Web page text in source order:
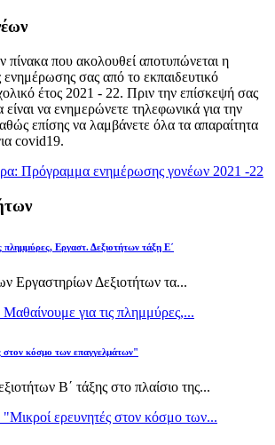
πίνακα που ακολουθεί αποτυπώνεται η
ενημέρωσης σας από το εκπαιδευτικό
έτος 2021 - 22. Πριν την επίσκεψή σας
να ενημερώνετε τηλεφωνικά για την
επίσης να λαμβάνετε όλα τα απαραίτητα
covid19.
Πρόγραμμα ενημέρωσης γονέων 2021 -22
πλημμύρες, Εργαστ. Δεξιοτήτων τάξη Ε΄
Εργαστηρίων Δεξιοτήτων τα...
για τις πλημμύρες,...
στον κόσμο των επαγγελμάτων"
Β΄ τάξης στο πλαίσιο της...
ερευνητές στον κόσμο των...